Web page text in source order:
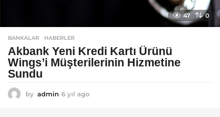
47 0
BANKALAR ,HABERLER
Akbank Yeni Kredi Kartı Ürünü
Wings’i Müşterilerinin Hizmetine
Sundu
by admin 6 yıl ago